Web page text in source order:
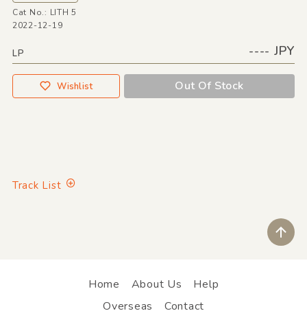
Cat No.: LITH 5
2022-12-19
LP ---- JPY
Wishlist Out Of Stock
Track List
Home About Us
Help
Overseas
Contact